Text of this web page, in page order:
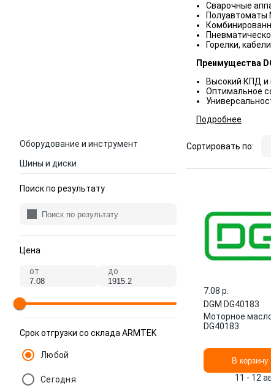
Сварочные
Полуавтоматы
Горелки,
Преимущества
Высокий КПД и
Оптимальное
Подробнее
Оборудование и инструмент
Шины и диски
Поиск по результату
Цена
от до
Срок отгрузки со склада ARMTEK
Любой
Сегодня
Сортировать по:
7.08 p.
DGM·DG40183
Моторное
DG40183
В
11 - 12